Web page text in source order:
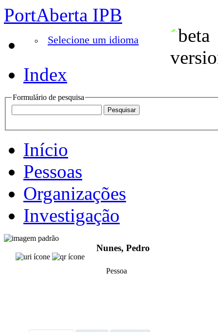
PortAberta IPB
Selecione um idioma
Index
Formulário de pesquisa
Início
Pessoas
Organizações
Investigação
Nunes, Pedro
Pessoa